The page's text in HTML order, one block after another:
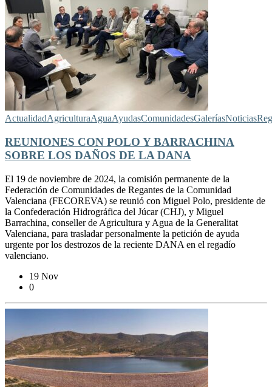
ActualidadAgriculturaAguaAyudasComunidadesGaleríasNoticias
REUNIONES CON POLO Y BARRACHINA
SOBRE LOS DAÑOS DE LA DANA
El 19 de noviembre de 2024, la comisión permanente de la
Federación de Comunidades de Regantes de la Comunidad
Valenciana (FECOREVA) se reunió con Miguel Polo, presidente de
la Confederación Hidrográfica del Júcar (CHJ), y Miguel
Barrachina, conseller de Agricultura y Agua de la Generalitat
Valenciana, para trasladar personalmente la petición de ayuda
urgente por los destrozos de la reciente DANA en el regadío
valenciano.
19 Nov
0